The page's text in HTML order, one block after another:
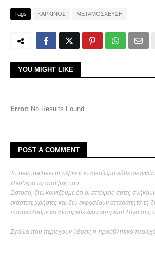
Tags ΚΑΡΚΙΝΟΣ ΜΕΤΑΜΟΣΧΕΥΣΗ
YOU MIGHT LIKE
Error: No Results Found
POST A COMMENT
Το nefropatheis.gr σέβεται το δικαίωμα κάθε
ελεύθερα τις απόψεις του.
Ωστόσο, διευκρινίζουμε ότι οι απόψεις αυτές
εκάστοτε χρήστες και δεν εκφράζουν απαραίτητα τη
παρακαλούμε να διατηρείτε έναν ευπρεπή λόγο στις
Σχόλια που περιέχουν ύβρεις ή προσβλητικό